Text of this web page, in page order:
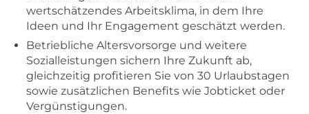
wertschätzendes Arbeitsklima, in dem Ihre
Ideen und Ihr Engagement geschätzt werden.
Betriebliche Altersvorsorge und weitere
Sozialleistungen sichern Ihre Zukunft ab,
gleichzeitig profitieren Sie von 30 Urlaubstagen
sowie zusätzlichen Benefits wie Jobticket oder
Vergünstigungen.